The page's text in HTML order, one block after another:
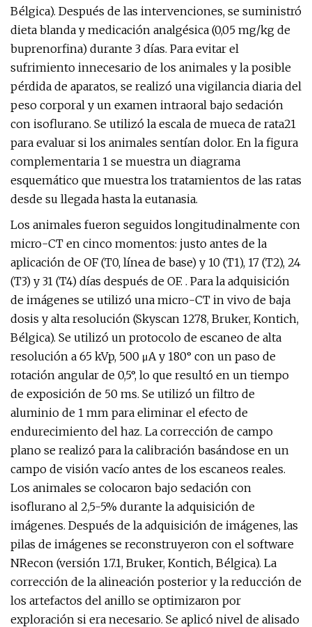
Bélgica). Después de las intervenciones, se suministró
dieta blanda y medicación analgésica (0,05 mg/kg de
buprenorfina) durante 3 días. Para evitar el
sufrimiento innecesario de los animales y la posible
pérdida de aparatos, se realizó una vigilancia diaria del
peso corporal y un examen intraoral bajo sedación
con isoflurano. Se utilizó la escala de mueca de rata21
para evaluar si los animales sentían dolor. En la figura
complementaria 1 se muestra un diagrama
esquemático que muestra los tratamientos de las ratas
desde su llegada hasta la eutanasia.
Los animales fueron seguidos longitudinalmente con
micro-CT en cinco momentos: justo antes de la
aplicación de OF (T0, línea de base) y 10 (T1), 17 (T2), 24
(T3) y 31 (T4) días después de OF. . Para la adquisición
de imágenes se utilizó una micro-CT in vivo de baja
dosis y alta resolución (Skyscan 1278, Bruker, Kontich,
Bélgica). Se utilizó un protocolo de escaneo de alta
resolución a 65 kVp, 500 μA y 180° con un paso de
rotación angular de 0,5°, lo que resultó en un tiempo
de exposición de 50 ms. Se utilizó un filtro de
aluminio de 1 mm para eliminar el efecto de
endurecimiento del haz. La corrección de campo
plano se realizó para la calibración basándose en un
campo de visión vacío antes de los escaneos reales.
Los animales se colocaron bajo sedación con
isoflurano al 2,5-5% durante la adquisición de
imágenes. Después de la adquisición de imágenes, las
pilas de imágenes se reconstruyeron con el software
NRecon (versión 1.7.1, Bruker, Kontich, Bélgica). La
corrección de la alineación posterior y la reducción de
los artefactos del anillo se optimizaron por
exploración si era necesario. Se aplicó nivel de alisado